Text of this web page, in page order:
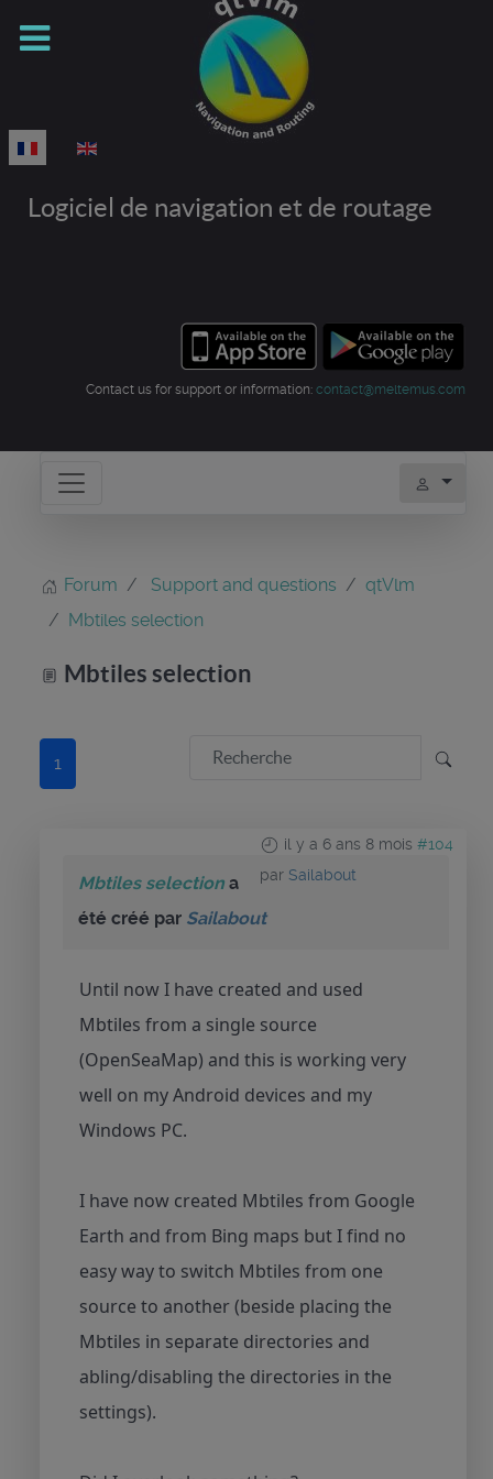
Sélectionnez votre langue
Logiciel de navigation et de routage
Contact us for support or information: contact@meltemus.com
Forum Support and questions
qtVlm
Mbtiles selection
Mbtiles selection
1
il y a 6 ans 8 mois #104
par Sailabout
Mbtiles selection a
été créé par Sailabout
Until now I have created and used
Mbtiles from a single source
(OpenSeaMap) and this is working very
well on my Android devices and my
Windows PC.
I have now created Mbtiles from Google
Earth and from Bing maps but I find no
easy way to switch Mbtiles from one
source to another (beside placing the
Mbtiles in separate directories and
abling/disabling the directories in the
settings).